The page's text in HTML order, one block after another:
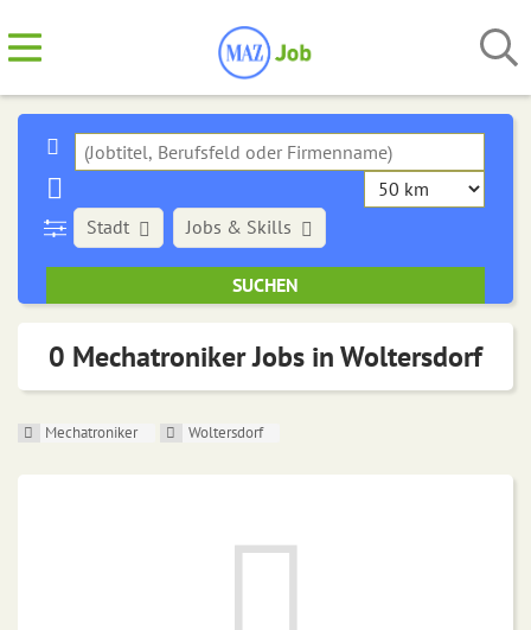
Stadt Jobs & Skills
0 Mechatroniker Jobs in Woltersdorf
Mechatroniker Woltersdorf